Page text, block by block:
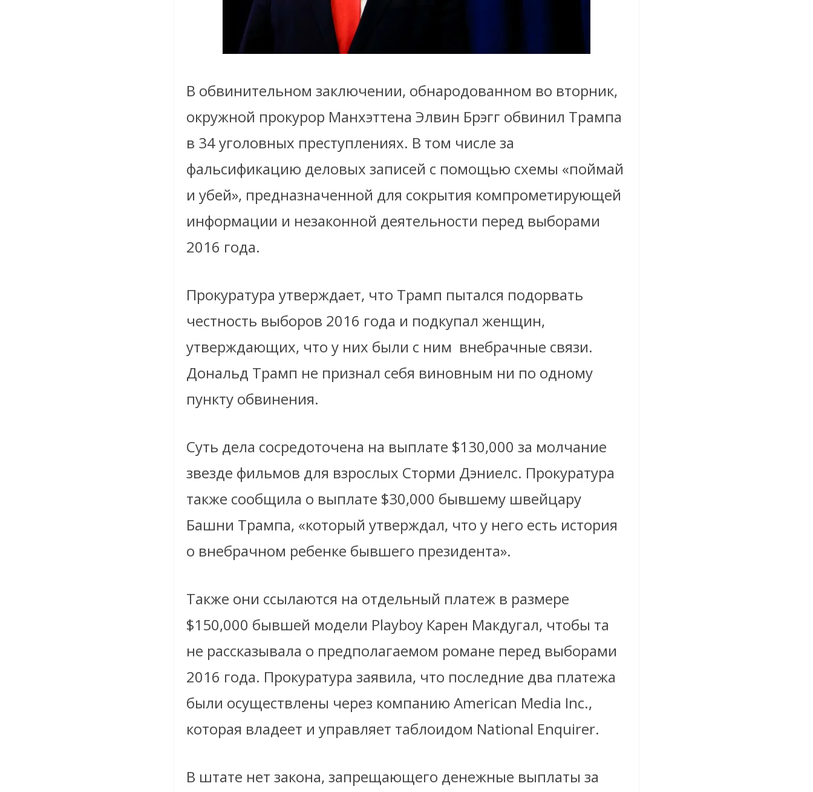
В обвинительном заключении, обнародованном во вторник,
окружной прокурор Манхэттена Элвин Брэгг обвинил Трампа
в 34 уголовных преступлениях. В том числе за
фальсификацию деловых записей с помощью схемы «поймай
и убей», предназначенной для сокрытия компрометирующей
информации и незаконной деятельности перед выборами
2016 года.
Прокуратура утверждает, что Трамп пытался подорвать
честность выборов 2016 года и подкупал женщин,
утверждающих, что у них были с ним внебрачные связи.
Дональд Трамп не признал себя виновным ни по одному
пункту обвинения.
Суть дела сосредоточена на выплате $130,000 за молчание
звезде фильмов для взрослых Сторми Дэниелс. Прокуратура
также сообщила о выплате $30,000 бывшему швейцару
Башни Трампа, «который утверждал, что у него есть история
о внебрачном ребенке бывшего президента».
Также они ссылаются на отдельный платеж в размере
$150,000 бывшей модели Playboy Карен Макдугал, чтобы та
не рассказывала о предполагаемом романе перед выборами
2016 года. Прокуратура заявила, что последние два платежа
были осуществлены через компанию American Media Inc.,
которая владеет и управляет таблоидом National Enquirer.
В штате нет закона, запрещающего денежные выплаты за